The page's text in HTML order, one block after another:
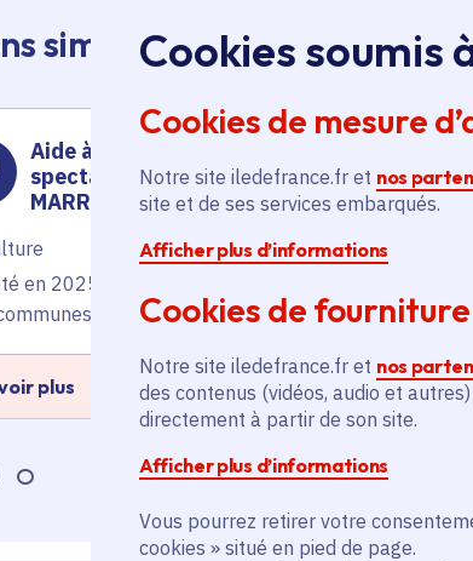
Cookies soumis
Cookies de mesure
Notre site iledefrance.fr et nos
site et de ses services embarqués.
Afficher plus d’informations
Cookies de
Notre site iledefrance.fr et nos
des contenus (vidéos, audio et
directement à partir de son site.
Afficher plus d’informations
Vous pourrez retirer votre
cookies » situé en pied de page.
similaires en Île-de-
Aide à la création du
spectacle « BRUITS
MARRONS » par la
en 2025
plus
3
En savoir